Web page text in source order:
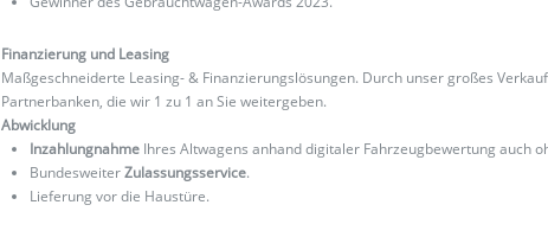
Finanzierung und Leasing
Maßgeschneiderte Leasing- & Finanzierungslösungen. Durch unser großes
Partnerbanken, die wir 1 zu 1 an Sie weitergeben.
Abwicklung
Inzahlungnahme Ihres Altwagens anhand digitaler Fahrzeugbewertung auch
BundesweiterZulassungsservice.
Lieferung vor die Haustüre.